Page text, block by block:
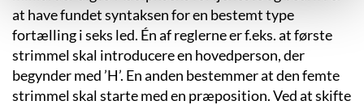
at have fundet syntaksen for en bestemt type
fortælling i seks led. Én af reglerne er f.eks. at første
strimmel skal introducere en hovedperson, der
begynder med ’H’. En anden bestemmer at den femte
strimmel skal starte med en præposition. Ved at skifte